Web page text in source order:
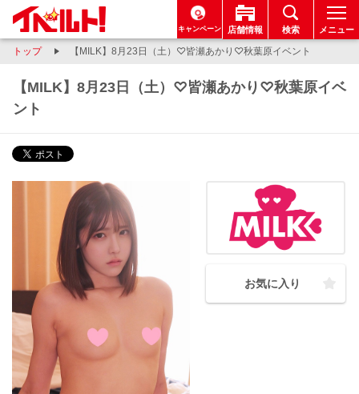
キャンペーン 店舗情報 検索 メニュー
トップ 【MILK】8月23日（土）♡皆瀬あかり♡秋葉原イベント
【MILK】8月23日（土）♡皆瀬あかり♡秋葉原イベ
ント
お気に入り